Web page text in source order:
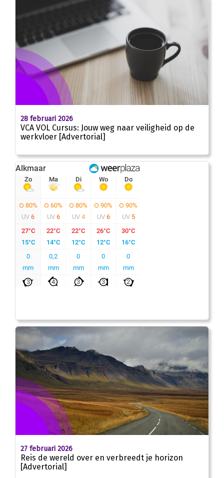
28 februari 2026
VCA VOL Cursus: Jouw weg naar veiligheid op de
werkvloer [Advertorial]
27 februari 2026
Reis de wereld over en verbreedt je horizon
[Advertorial]